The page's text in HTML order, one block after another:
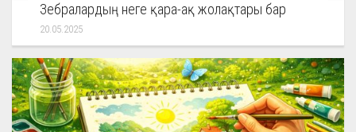
Зебралардың неге қара-ақ жолақтары бар
20.05.2025